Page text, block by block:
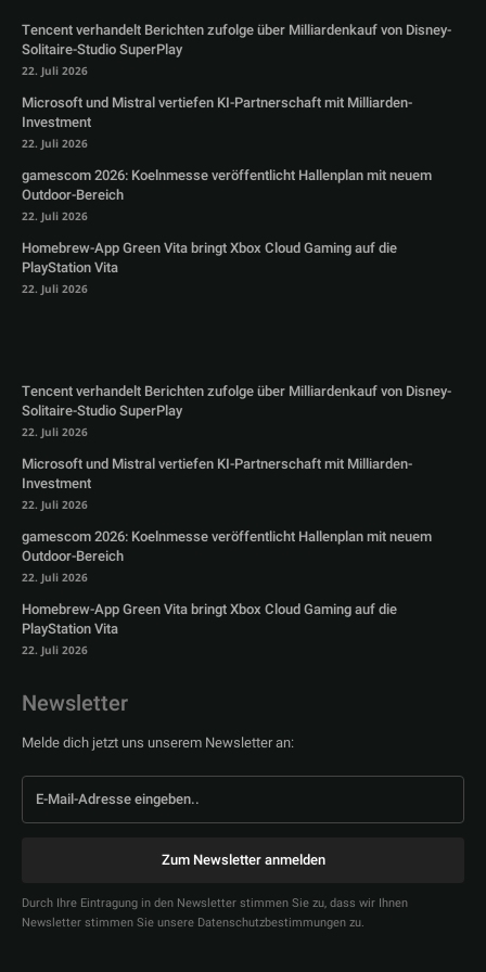
Tencent verhandelt Berichten zufolge über Milliardenkauf von Disney-
Solitaire-Studio SuperPlay
22. Juli 2026
Microsoft und Mistral vertiefen KI-Partnerschaft mit Milliarden-
Investment
22. Juli 2026
gamescom 2026: Koelnmesse veröffentlicht Hallenplan mit neuem
Outdoor-Bereich
22. Juli 2026
Homebrew-App Green Vita bringt Xbox Cloud Gaming auf die
PlayStation Vita
22. Juli 2026
Tencent verhandelt Berichten zufolge über Milliardenkauf von Disney-
Solitaire-Studio SuperPlay
22. Juli 2026
Microsoft und Mistral vertiefen KI-Partnerschaft mit Milliarden-
Investment
22. Juli 2026
gamescom 2026: Koelnmesse veröffentlicht Hallenplan mit neuem
Outdoor-Bereich
22. Juli 2026
Homebrew-App Green Vita bringt Xbox Cloud Gaming auf die
PlayStation Vita
22. Juli 2026
Newsletter
Melde dich jetzt uns unserem Newsletter an:
Zum Newsletter anmelden
Durch Ihre Eintragung in den Newsletter stimmen Sie zu, dass wir Ihnen
Newsletter stimmen Sie unsere Datenschutzbestimmungen zu.